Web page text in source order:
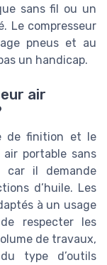
sans fil ou un
Le compresseur
pneus et au
un handicap.
air
de finition et le
portable sans
car il demande
d’huile. Les
à un usage
respecter les
de travaux,
type d’outils